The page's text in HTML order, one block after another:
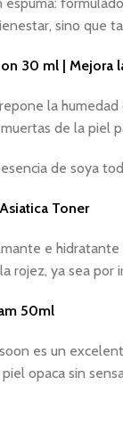
sino que
30 ml | Mejora
la
de la piel
de soya
Toner
e
rojez, ya sea
50ml
es un
opaca sin